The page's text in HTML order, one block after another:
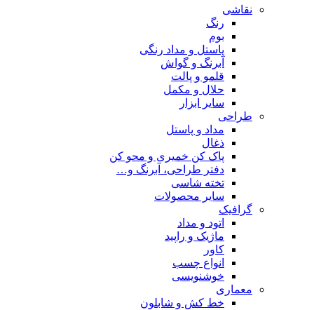
نقاشی
رنگ
بوم
پاستل و مداد رنگی
آبرنگ و گواش
قلمو و پالت
حلال و مکمل
سایر ابزار
طراحی
مداد و پاستل
ذغال
پاک کن خمیری و محو کن
دفتر طراحی، آبرنگ و…
تخته شاسی
سایر محصولات
گرافیک
اتود و مداد
ماژیک و راپید
کاور
انواع چسب
خوشنویسی
معماری
خط کش و شابلون